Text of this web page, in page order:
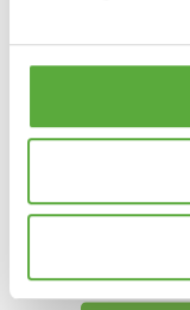
Platinum